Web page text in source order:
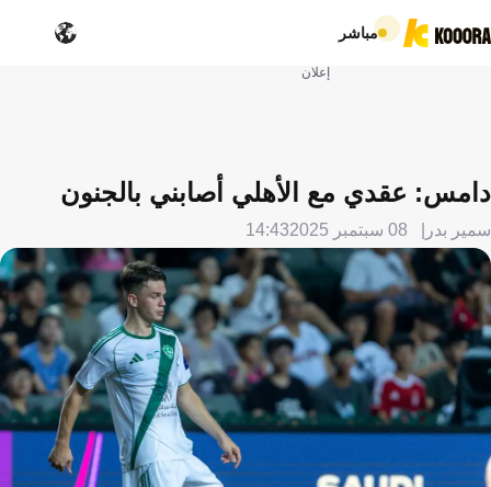
مباشر
إعلان
دامس: عقدي مع الأهلي أصابني بالجنون
سمير بدر 08 سبتمبر 2025 14:43